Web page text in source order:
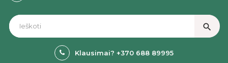
search
Klausimai? +370 688 89995